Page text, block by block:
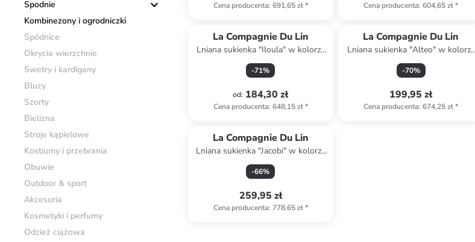
Spodnie
Kombinezony i ogrodniczki
Spódnice
Okrycia wierzchnie
Swetry i kardigany
Bluzy
Szorty
Bielizna
Stroje kąpielowe
Kostiumy i przebrania
Obuwie
Outdoor & sport
Akcesoria
Kosmetyki i perfumy
Odzież ciążowa
Cena producenta: 691,65 zł* Cena producenta: 604,65 zł*
La Compagnie Du Lin
Lniana sukienka "Iloula" w kolorze
granatowym
-71%
od: 184,30 zł
Cena producenta: 648,15 zł*
La Compagnie Du Lin
Lniana sukienka "Alteo" w kolorze
granatowym
-70%
199,95 zł
Cena producenta: 674,25 zł*
La Compagnie Du Lin
Lniana sukienka "Jacobi" w kolorze
czarnym
-66%
259,95 zł
Cena producenta: 778,65 zł*